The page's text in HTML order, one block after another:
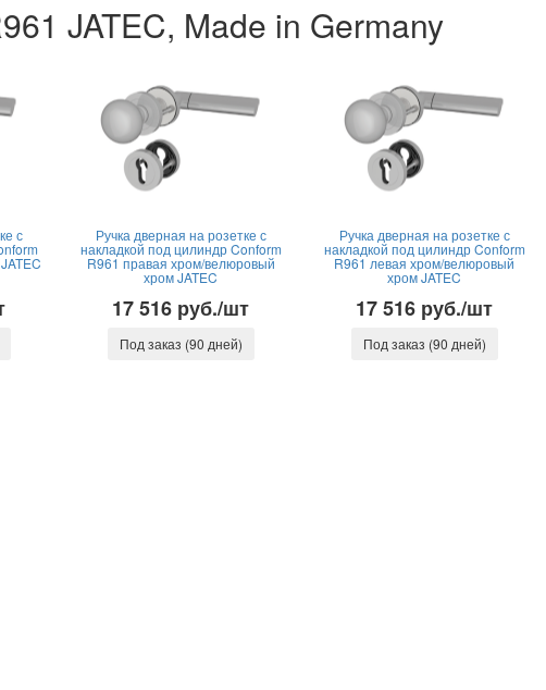
JATEC, Made in Germany
с Ручка дверная на розетке с
накладкой под цилиндр Conform
R961 правая хром/велюровый
хром JATEC
17 516 руб./шт
Под заказ (90 дней)
Ручка дверная на розетке с
накладкой под цилиндр Conform
R961 левая хром/велюровый
хром JATEC
17 516 руб./шт
Под заказ (90 дней)